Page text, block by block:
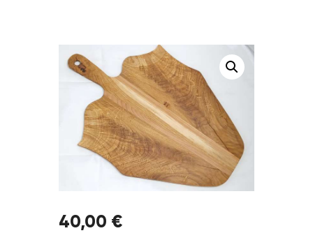
40,00 €